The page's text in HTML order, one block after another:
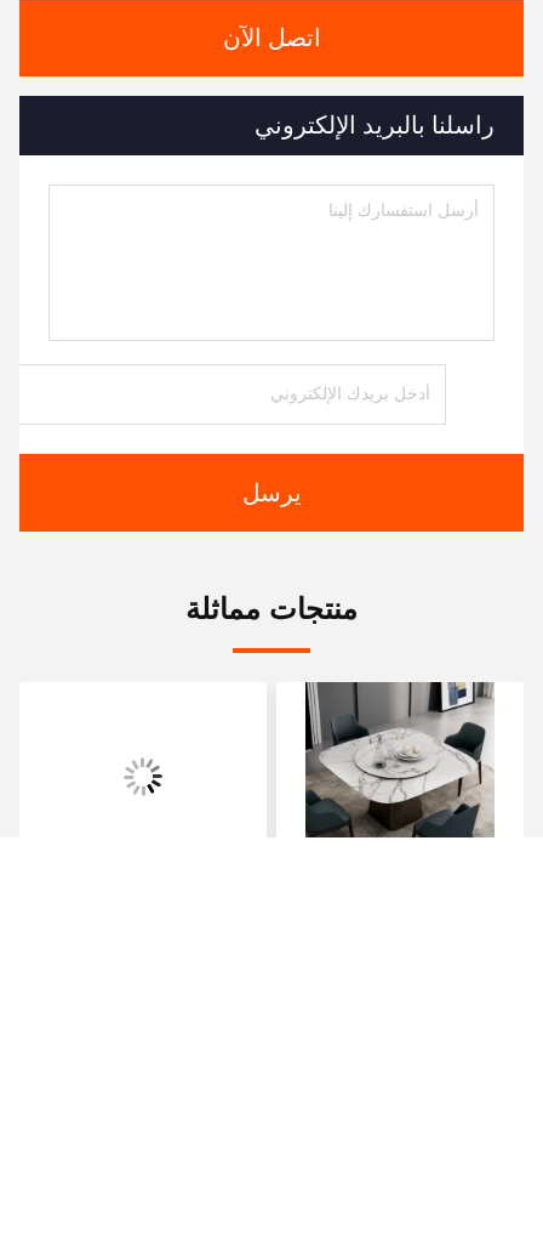
اتصل الآن
راسلنا بالبريد الإلكتروني
يرسل
منتجات مماثلة